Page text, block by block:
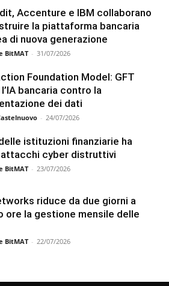
Accenture e IBM collaborano
la piattaforma bancaria
di nuova generazione
BitMAT - 31/07/2026
Foundation Model: GFT
bancaria contro la
dei dati
- 24/07/2026
istituzioni finanziarie ha
cyber distruttivi
BitMAT - 23/07/2026
riduce da due giorni a
ore la gestione mensile delle
BitMAT - 22/07/2026